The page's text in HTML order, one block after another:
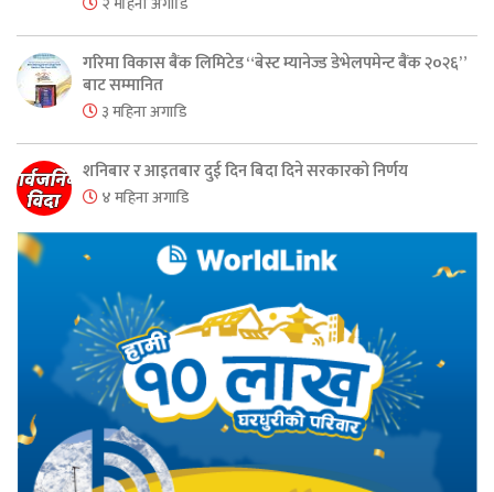
गरिमा विकास बैंक लिमिटेड “बेस्ट म्यानेज्ड डेभेलपमेन्ट बैंक २०२६”
बाट सम्मानित
३ महिना अगाडि
शनिबार र आइतबार दुई दिन बिदा दिने सरकारको निर्णय
४ महिना अगाडि